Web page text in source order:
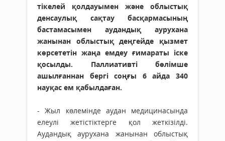
тікелей қолдауымен және облыстық
денсаулық сақтау басқармасының
бастамасымен аудандық аурухана
жанынан облыстық деңгейде қызмет
көрсететін жаңа емдеу ғимараты іске
қосылды. Паллиативті бөлімше
ашылғаннан бергі соңғы 6 айда 340
науқас ем қабылдаған.
- Жыл көлемінде аудан медицинасында
елеулі жетістіктерге қол жеткізілді.
Аудандық аурухана жанынан облыстық